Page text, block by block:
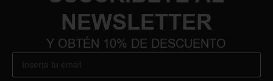
NEWSLETTER
Y OBTÉN 10% DE DESCUENTO